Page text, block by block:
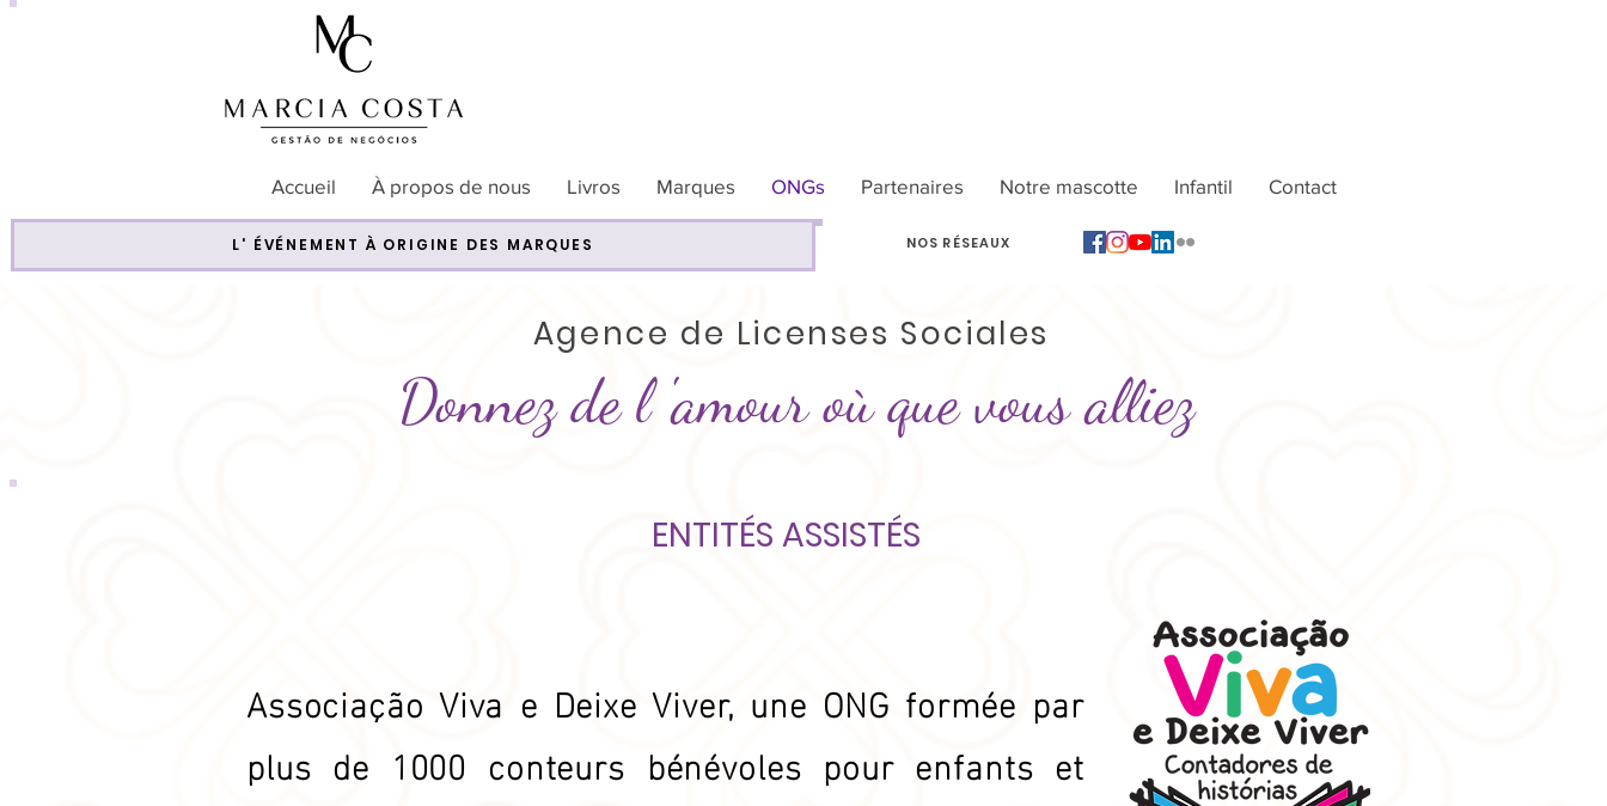
Accueil À propos de nous Livros Marques ONGs Partenaires Notre mascotte Infantil Contact
L' ÉVÉNEMENT À ORIGINE DES MARQUES NOS RÉSEAUX
ENTITÉS ASSISTÉS
Associação Viva e Deixe Viver, une ONG formée par
plus de 1000 conteurs bénévoles pour enfants et
Donnez de l 'amour où que vous alliez
Agence de Licenses Sociales